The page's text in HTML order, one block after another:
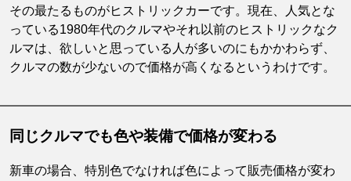
その最たるものがヒストリックカーです。現在、人気とな
っている1980年代のクルマやそれ以前のヒストリックなク
ルマは、欲しいと思っている人が多いのにもかかわらず、
クルマの数が少ないので価格が高くなるというわけです。
同じクルマでも色や装備で価格が変わる
新車の場合、特別色でなければ色によって販売価格が変わ